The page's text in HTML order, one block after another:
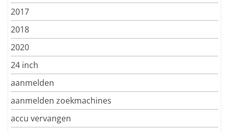
2017
2018
2020
24 inch
aanmelden
aanmelden zoekmachines
accu vervangen